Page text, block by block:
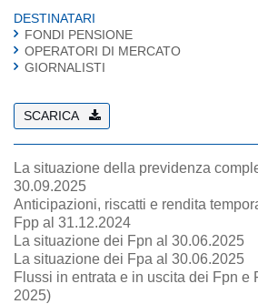
DESTINATARI
FONDI PENSIONE
OPERATORI DI MERCATO
GIORNALISTI
SCARICA
La situazione della previdenza
30.09.2025
Anticipazioni, riscatti e rendita
Fpp al 31.12.2024
La situazione dei Fpn al 30.06.2025
La situazione dei Fpa al 30.06.2025
Flussi in entrata e in uscita dei Fpn e
2025)